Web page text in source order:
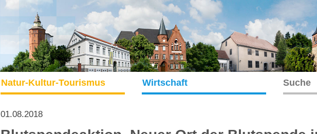
Natur-Kultur-Tourismus Wirtschaft
01.08.2018